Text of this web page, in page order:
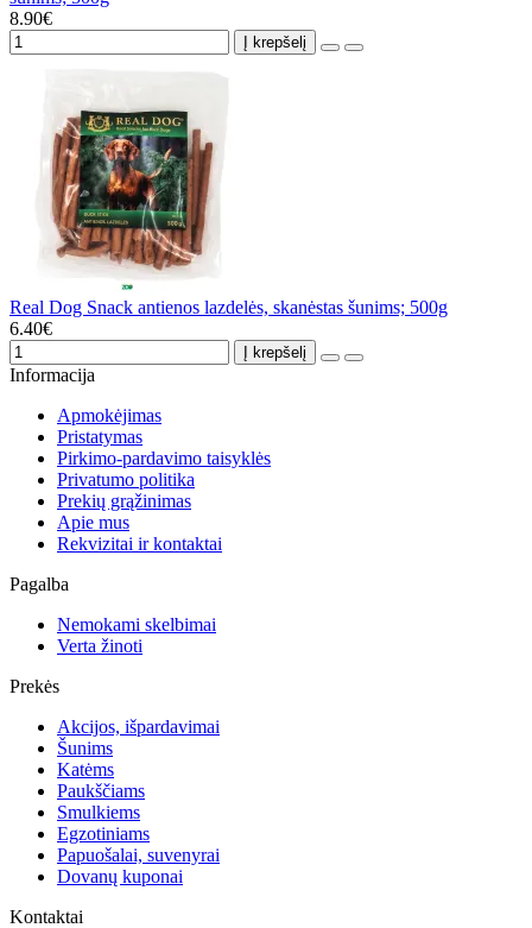
8.90€
Į krepšelį
Real Dog Snack antienos lazdelės, skanėstas šunims; 500g
6.40€
Į krepšelį
Informacija
Apmokėjimas
Pristatymas
Pirkimo-pardavimo taisyklės
Privatumo politika
Prekių grąžinimas
Apie mus
Rekvizitai ir kontaktai
Pagalba
Nemokami skelbimai
Verta žinoti
Prekės
Akcijos, išpardavimai
Šunims
Katėms
Paukščiams
Smulkiems
Egzotiniams
Papuošalai, suvenyrai
Dovanų kuponai
Kontaktai